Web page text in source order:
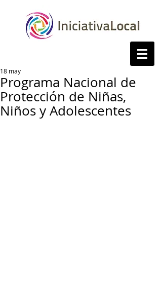
Programa Nacional de
Protección de Niñas,
Niños y Adolescentes
18 may